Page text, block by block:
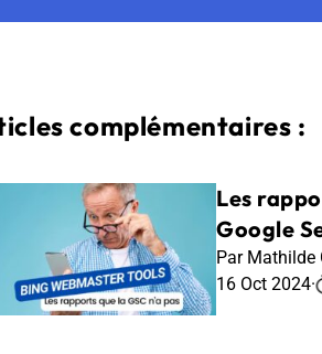
complémentaires :
Les
Google
Par Mathilde
16 Oct 2024·